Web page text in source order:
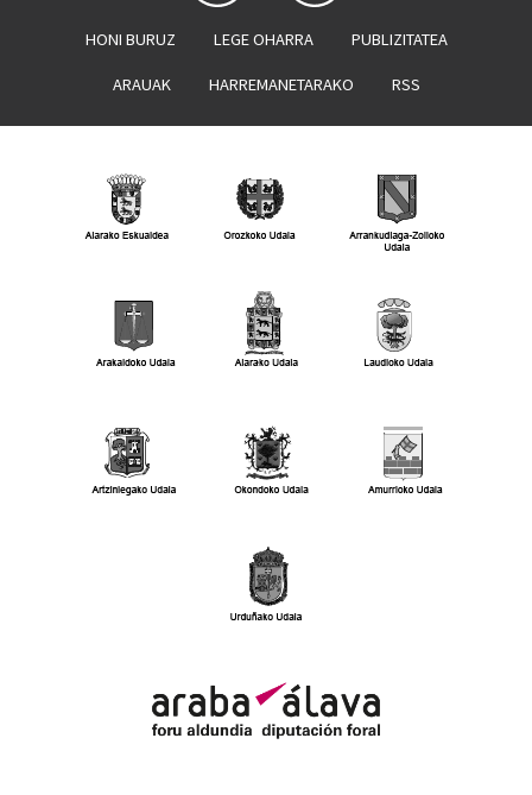
HONI BURUZ LEGE OHARRA PUBLIZITATEA
ARAUAK HARREMANETARAKO RSS